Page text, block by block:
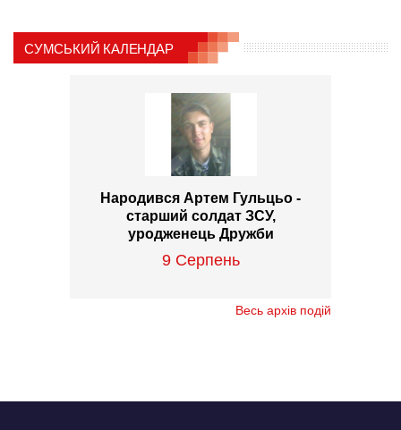
СУМСЬКИЙ КАЛЕНДАР
Народився Артем Гульцьо -
старший солдат ЗСУ,
уродженець Дружби
9 Серпень
Весь архів подій